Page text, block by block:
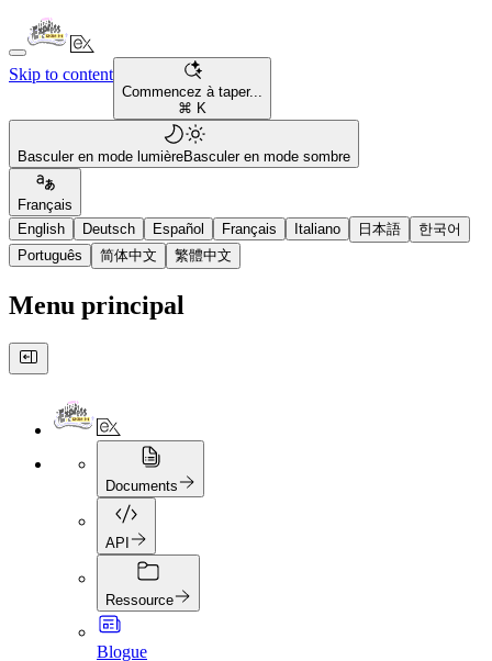
Skip to content
Commencez à taper...
⌘ K
Basculer en mode lumièreBasculer en mode sombre
Français
English
Deutsch Español Français Italiano 日本語
한국어
Português
简体中文 繁體中文
Menu principal
Documents
API
Ressource
Blogue